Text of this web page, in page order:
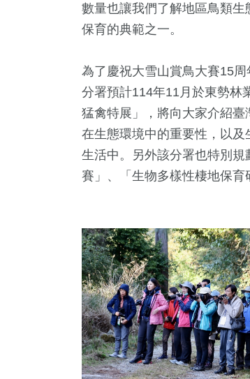
數量也讓我們了解地區鳥類
保育的典範之一。
為了慶祝大雪山賞鳥大賽15
分署預計114年11月於東勢林
猛禽特展」，將向大家介紹
在生態環境中的重要性，以
生活中。另外該分署也特別
賽」、「生物多樣性棲地保育